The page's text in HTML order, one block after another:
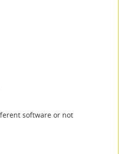
software or not